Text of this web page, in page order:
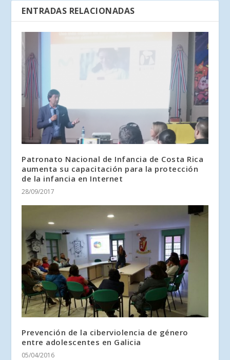
ENTRADAS RELACIONADAS
Patronato Nacional de Infancia de Costa Rica
aumenta su capacitación para la protección
de la infancia en Internet
28/09/2017
Prevención de la ciberviolencia de género
entre adolescentes en Galicia
05/04/2016